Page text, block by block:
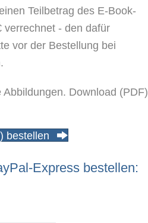
Teilbetrag des E-Book-
verrechnet - den dafür
vor der Bestellung bei
Download (PDF)
bestellen
Express bestellen: